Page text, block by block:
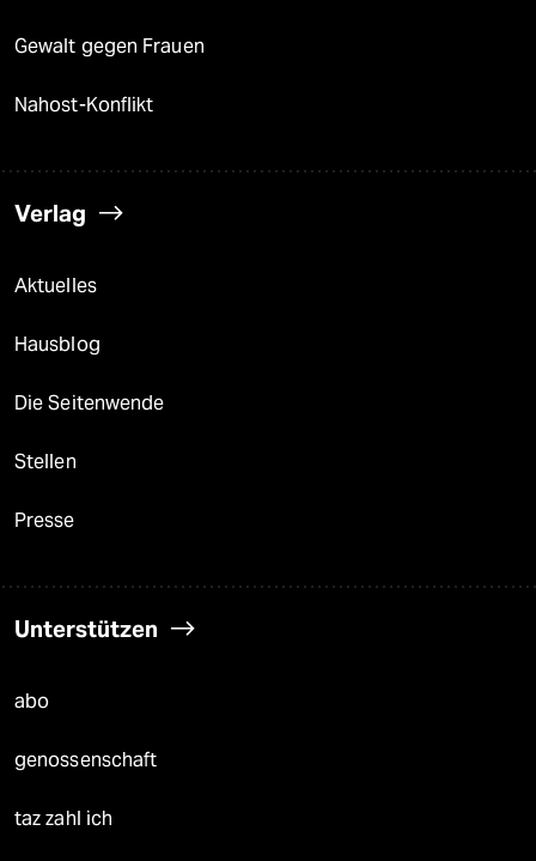
Gewalt gegen Frauen
Nahost-Konflikt
Verlag
Aktuelles
Hausblog
Die Seitenwende
Stellen
Presse
Unterstützen
abo
genossenschaft
taz zahl ich